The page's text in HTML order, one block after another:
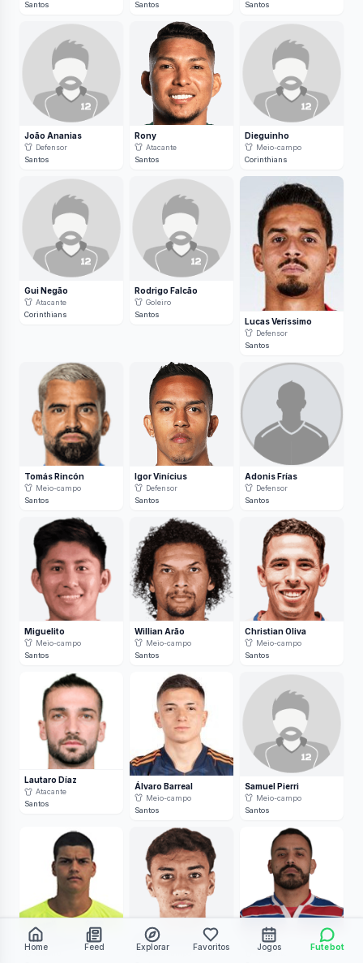
Santos
Santos
Santos
João Ananias
Defensor
Santos
Rony
Atacante
Santos
Dieguinho
Meio-campo
Corinthians
Gui Negão
Atacante
Corinthians
Rodrigo Falcão
Goleiro
Santos
Lucas Veríssimo
Defensor
Santos
Tomás Rincón
Meio-campo
Santos
Igor Vinícius
Defensor
Santos
Adonis Frías
Defensor
Santos
Miguelito
Meio-campo
Santos
Willian Arão
Meio-campo
Santos
Christian Oliva
Meio-campo
Santos
Lautaro Díaz
Atacante
Santos
Álvaro Barreal
Meio-campo
Santos
Samuel Pierri
Meio-campo
Santos
Gabriel Brazão
Goleiro
Gabriel Bontempo
Meio-campo
Moisés
Atacante
Home Feed Explorar Favoritos Jogos Futebot